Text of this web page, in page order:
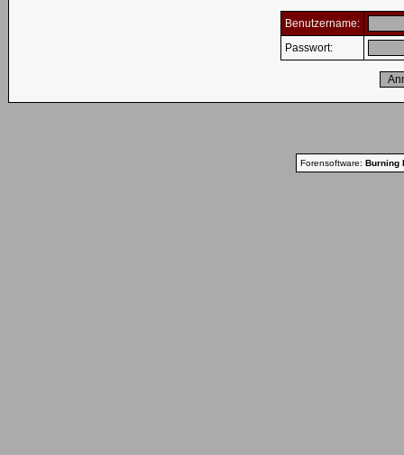
Benutzername:
Passwort:
Forensoftware: Burning